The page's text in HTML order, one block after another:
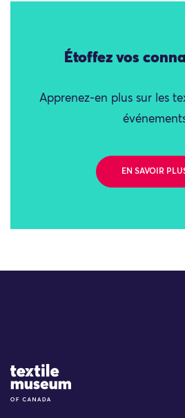
Étoffez vos
Apprenez-en plus sur les
EN SAVOIR
Site Logo